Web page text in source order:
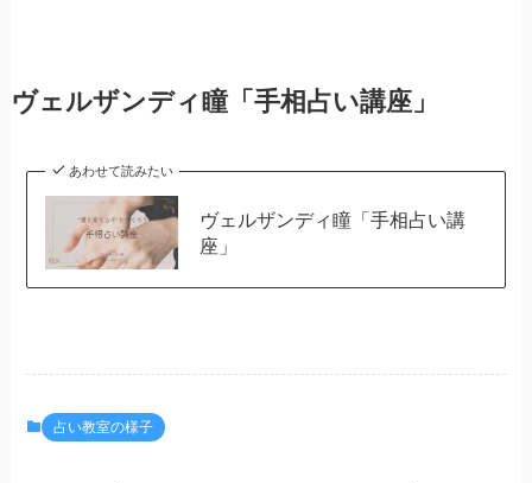
ヴェルザンディ瞳「手相占い講座」
あわせて読みたい
ヴェルザンディ瞳「手相占い講
座」
占い教室の様子